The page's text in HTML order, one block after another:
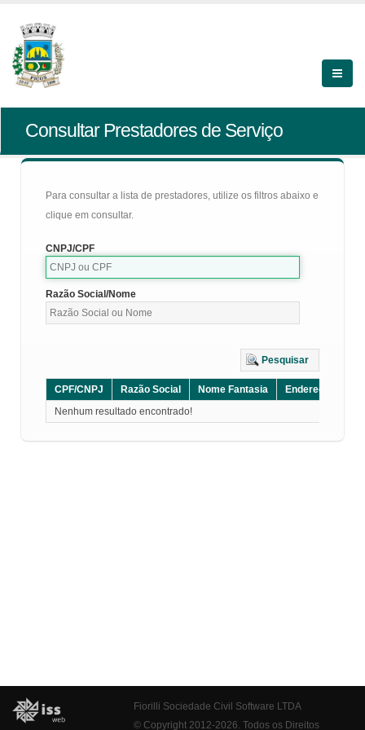
Consultar Prestadores de Serviço
Para consultar a lista de prestadores, utilize os filtros abaixo e
clique em consultar.
CNPJ/CPF
Razão Social/Nome
Pesquisar
CPF/CNPJ Razão Social Nome Fantasia Endereço
Nenhum resultado encontrado!
Fiorilli Sociedade Civil Software LTDA
© Copyright 2012-2026. Todos os Direitos